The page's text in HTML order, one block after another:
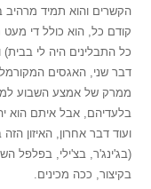
הקשרים והוא תמיד מרהיב
קודם כל, הוא כולל די מעט
כל התבלינים היה לי
דבר שני, האגסים
ממרק של אמצע השבוע
בלעדיהם, אבל איתם הוא
ועוד דבר אחרון, האיזון
(בג'ינג'ר, בצ'ילי, בפלפל
בקיצור, ככה מכינים.